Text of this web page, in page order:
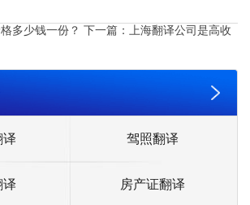
多少钱一份？ 下一篇： 上海翻译公司是高收
译 驾照翻译
译 房产证翻译